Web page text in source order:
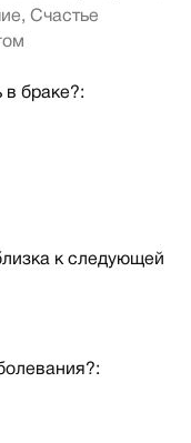
Счастье
в браке?:
к следующей